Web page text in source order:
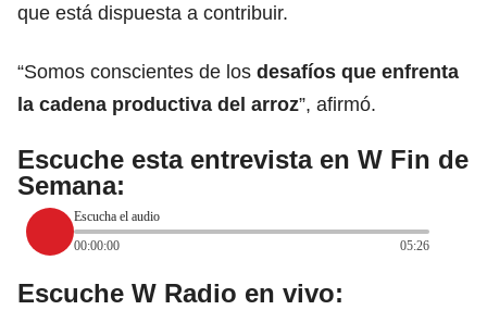
que está dispuesta a contribuir.
“Somos conscientes de los desafíos que enfrenta
la cadena productiva del arroz”, afirmó.
Escuche esta entrevista en W Fin de
Semana:
Escucha el audio
00:00:00
05:26
Escuche W Radio en vivo: